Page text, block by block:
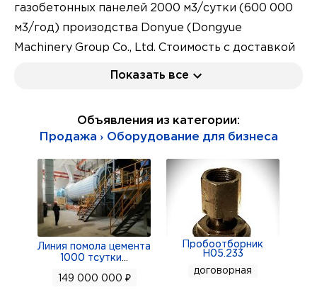
газобетонных панелей 2000 м3/сутки (600 000
м3/год) произодства Donyue (Dongyue
Machinery Group Co., Ltd. Стоимость с доставкой
до Москвы, таможенной очисткой и НДС
года. Оборудование для приоритетной продажи
Характеристики:
Год выпуска: 2022;
Страна пр-ва: Китай
Состояние: хорошее, полностью рабочее,
наработка 15 месяцев;
Срок поставки: около 15 недель.
Показать все
Объявления из категории:
Продажа › Оборудование для бизнеса
Линия помола цемента
1000 тсутки
149 000 000 ₽
Пробоотборник
Н05.233
договорная